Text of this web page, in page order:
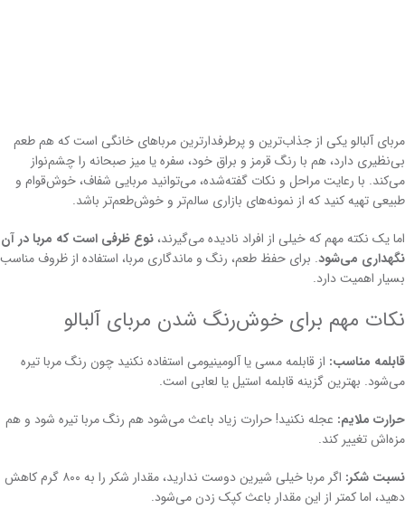
مربای آلبالو یکی از جذاب‌ترین و پرطرفدارترین مرباهای خانگی است که هم طعم
بی‌نظیری دارد، هم با رنگ قرمز و براق خود، سفره یا میز صبحانه را چشم‌نواز
می‌کند. با رعایت مراحل و نکات گفته‌شده، می‌توانید مربایی شفاف، خوش‌قوام و
طبیعی تهیه کنید که از نمونه‌های بازاری سالم‌تر و خوش‌طعم‌تر باشد.
اما یک نکته مهم که خیلی از افراد نادیده می‌گیرند، نوع ظرفی است که مربا در آن
نگهداری می‌شود. برای حفظ طعم، رنگ و ماندگاری مربا، استفاده از ظروف مناسب
بسیار اهمیت دارد.
نکات مهم برای خوش‌رنگ شدن مربای آلبالو
قابلمه مناسب: از قابلمه مسی یا آلومینیومی استفاده نکنید چون رنگ مربا تیره
می‌شود. بهترین گزینه قابلمه استیل یا لعابی است.
حرارت ملایم: عجله نکنید! حرارت زیاد باعث می‌شود هم رنگ مربا تیره شود و هم
مزه‌اش تغییر کند.
نسبت شکر:
اگر مربا خیلی شیرین دوست ندارید، مقدار شکر را به ۸۰۰ گرم کاهش
دهید، اما کمتر از این مقدار باعث کپک زدن می‌شود.